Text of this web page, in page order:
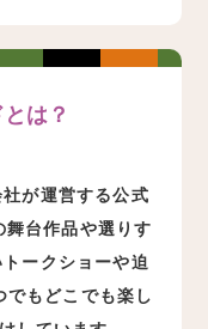
は？
が運営する公式
台作品や選りす
ークショーや迫
でもどこでも楽し